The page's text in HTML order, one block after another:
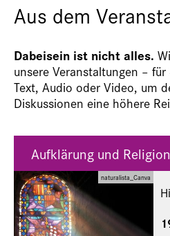
Aus dem
Dabeisein ist nicht alles.
unsere Veranstaltungen –
Text, Audio oder Video, um
Diskussionen eine höhere
naturalista_Canva
Aufklärung und Religion